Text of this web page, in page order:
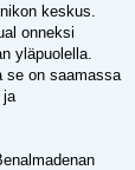
keskus.
onneksi
yläpuolella.
se on saamassa